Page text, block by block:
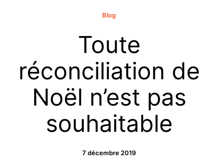
Blog
Toute
réconciliation de
Noël n’est pas
souhaitable
7 décembre 2019